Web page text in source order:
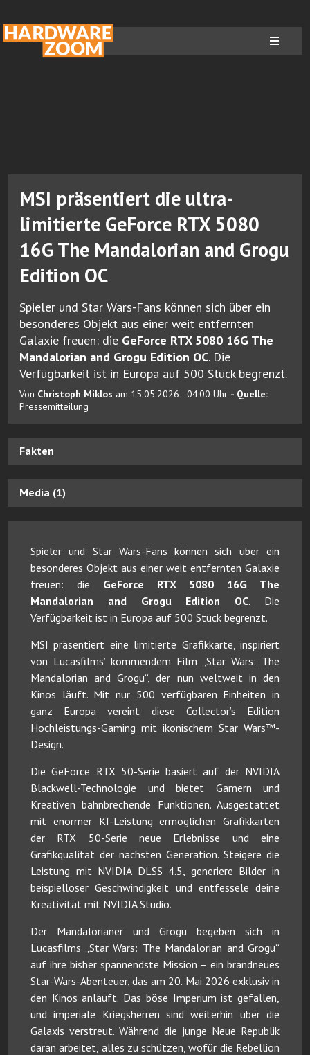
MSI präsentiert die ultra-
limitierte GeForce RTX 5080
16G The Mandalorian and Grogu
Edition OC
Spieler und Star Wars-Fans können sich über ein
besonderes Objekt aus einer weit entfernten
Galaxie freuen: die GeForce RTX 5080 16G The
Mandalorian and Grogu Edition OC. Die
Verfügbarkeit ist in Europa auf 500 Stück begrenzt.
Von Christoph Miklos am 15.05.2026 - 04:00 Uhr - Quelle:
Pressemitteilung
Fakten
Media (1)
Spieler und Star Wars-Fans können sich über ein
besonderes Objekt aus einer weit entfernten Galaxie
freuen: die GeForce RTX 5080 16G The
Mandalorian and Grogu Edition OC. Die
Verfügbarkeit ist in Europa auf 500 Stück begrenzt.
MSI präsentiert eine limitierte Grafikkarte, inspiriert
von Lucasfilms’ kommendem Film „Star Wars: The
Mandalorian and Grogu“, der nun weltweit in den
Kinos läuft. Mit nur 500 verfügbaren Einheiten in
ganz Europa vereint diese Collector’s Edition
Hochleistungs-Gaming mit ikonischem Star Wars™-
Design.
Die GeForce RTX 50-Serie basiert auf der NVIDIA
Blackwell-Technologie und bietet Gamern und
Kreativen bahnbrechende Funktionen. Ausgestattet
mit enormer KI-Leistung ermöglichen Grafikkarten
der RTX 50-Serie neue Erlebnisse und eine
Grafikqualität der nächsten Generation. Steigere die
Leistung mit NVIDIA DLSS 4.5, generiere Bilder in
beispielloser Geschwindigkeit und entfessele deine
Kreativität mit NVIDIA Studio.
Der Mandalorianer und Grogu begeben sich in
Lucasfilms „Star Wars: The Mandalorian and Grogu“
auf ihre bisher spannendste Mission – ein brandneues
Star-Wars-Abenteuer, das am 20. Mai 2026 exklusiv in
den Kinos anläuft. Das böse Imperium ist gefallen,
und imperiale Kriegsherren sind weiterhin über die
Galaxis verstreut. Während die junge Neue Republik
daran arbeitet, alles zu schützen, wofür die Rebellion